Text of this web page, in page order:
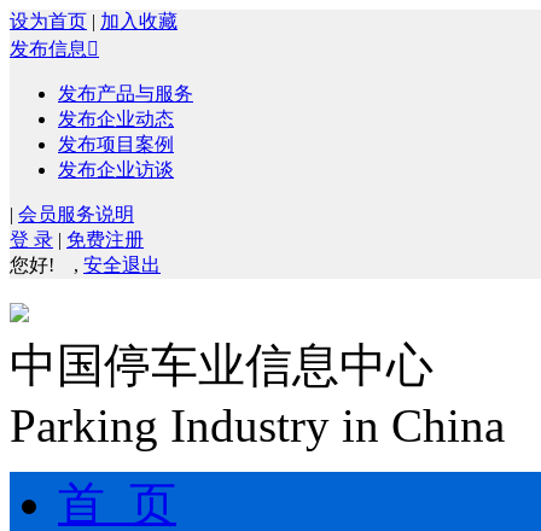
设为首页 | 加入收藏
发布信息 
发布产品与服务
发布企业动态
发布项目案例
发布企业访谈
| 会员服务说明
登 录 | 免费注册
您好!
, 安全退出
中国停车业信息中心
Parking Industry in China
首 页